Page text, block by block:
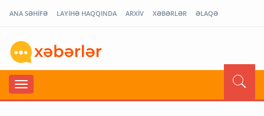
ANA SƏHİFƏ LAYİHƏ HAQQINDA ARXİV XƏBƏRLƏR ƏLAQƏ